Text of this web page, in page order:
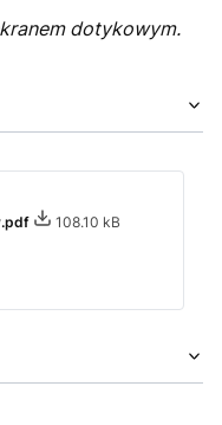
dotykowym.
108.10 kB